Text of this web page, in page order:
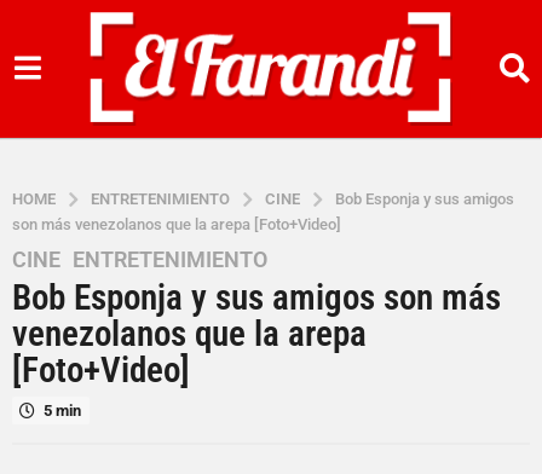
HOME ENTRETENIMIENTO CINE
Bob Esponja y sus amigos
son más venezolanos que la arepa [Foto+Video]
1
2
ñ
s
CINE ,ENTRETENIMIENTO
Bob Esponja y sus amigos son más
venezolanos que la arepa
[Foto+Video]
5 min